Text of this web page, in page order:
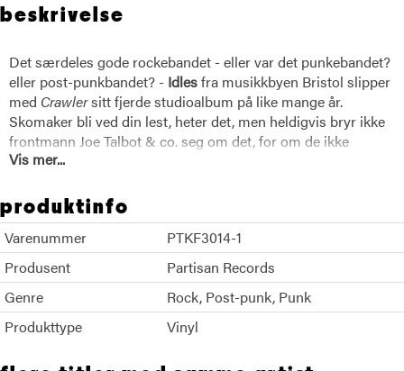
beskrivelse
Det særdeles gode rockebandet - eller var det punkebandet?
eller post-punkbandet? - Idlesfra musikkbyen Bristol slipper
med Crawlersitt fjerde studioalbum på like mange år.
Skomaker bli ved din lest, heter det, men heldigvis bryr ikke
frontmann Joe Talbot & co. seg om det, for om de ikke
revolusjonerer rocken sin fra plate til plate, så er det alltid en
elektronikk, mer gitar, høyere eller lavere tempo, eller more
cowbell! så er det imperative at detflytter seg. Og påCrawler
har de så visst tatt steg, og kanskje Talbot selv mer enn før.
Gode tekster har han alltid skrevet, men her er vinklingen
snudd fra en overvekt utenfra og inn til innenfra og ut. Hør
bare den messende åpningslåta der han skildrer en nesten
fatal bilulykke, eller «The Wheel» der tiåringen innstendig ber
mora slutte å drikke. Sårt? Som faen. Og tøft? Visst pokker er
Vis mer...
produktinfo
Varenummer
PTKF3014-1
Produsent
Partisan Records
Genre
Rock Post-punk Punk
Produkttype
Vinyl